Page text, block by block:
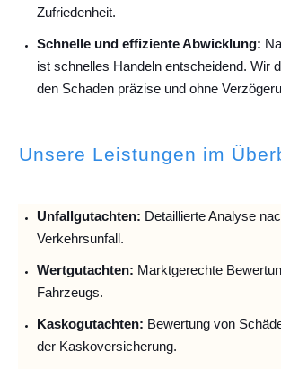
Zufriedenheit.
Schnelle und effiziente Abwicklung:
ist schnelles Handeln entscheidend. Wir
den Schaden präzise und ohne
Unsere Leistungen im
Unfallgutachten: Detaillierte Analyse
Verkehrsunfall.
Wertgutachten: Marktgerechte
Fahrzeugs.
Kaskogutachten: Bewertung von
der Kaskoversicherung.